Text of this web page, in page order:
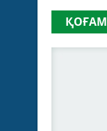
ҚОҒАМ